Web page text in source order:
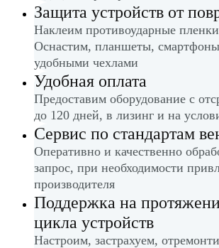
Защита устройств от
Наклеим противоударные
Оснастим, планшеты,
удобными чехлами
Удобная оплата
Предоставим оборудование с
до 120 дней, в лизинг и на
Сервис по стандартам
Оперативно и качественно
запрос, при необходимости
производителя
Поддержка на
цикла устройств
Настроим, застрахуем,